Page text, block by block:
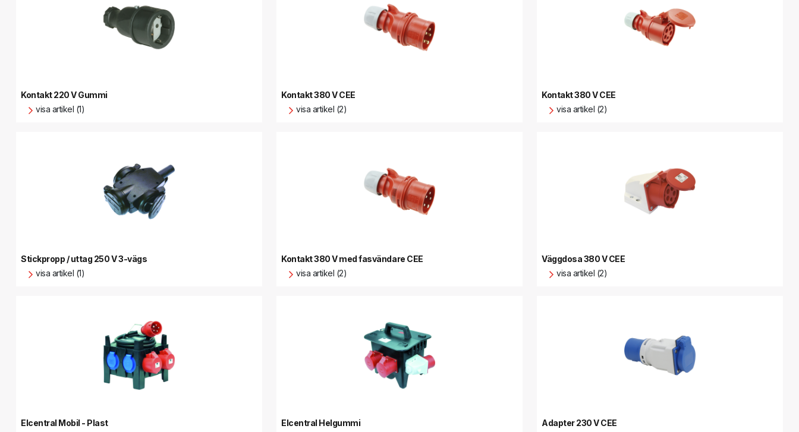
Kontakt 220 V Gummi
visa artikel (1)
Kontakt 380 V CEE
visa artikel (2)
Kontakt 380 V CEE
visa artikel (2)
Stickpropp / uttag 250 V 3-vägs
visa artikel (1)
Kontakt 380 V med fasvändare CEE
visa artikel (2)
Väggdosa 380 V CEE
visa artikel (2)
Elcentral Mobil - Plast
Elcentral Helgummi
Adapter 230 V CEE